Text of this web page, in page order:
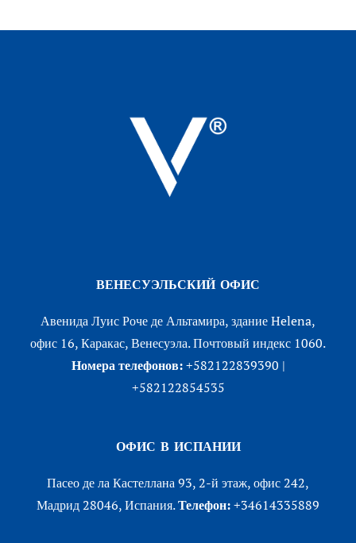
ВЕНЕСУЭЛЬСКИЙ ОФИС
Авенида Луис Роче де Альтамира, здание Helena,
офис 16, Каракас, Венесуэла. Почтовый индекс 1060.
Номера телефонов:+582122839390 |
+582122854535
ОФИС В ИСПАНИИ
Пасео де ла Кастеллана 93, 2-й этаж, офис 242,
Мадрид 28046, Испания.Телефон:+34614335889